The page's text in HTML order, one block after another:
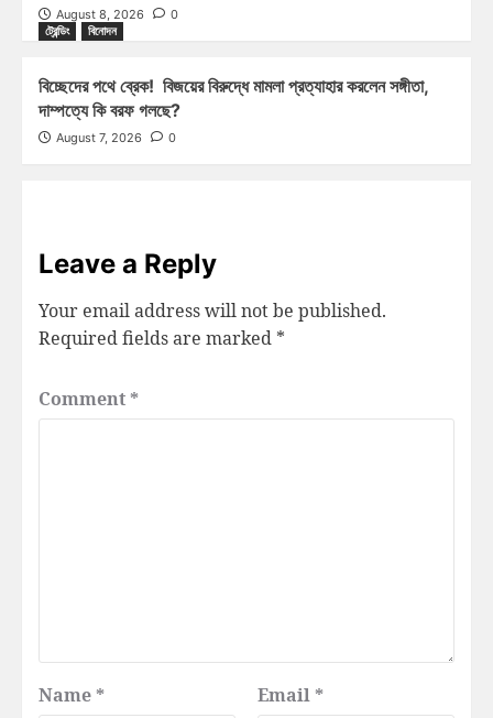
August 8, 2026
0
ট্রেন্ডিং
বিনোদন
বিচ্ছেদের পথে ব্রেক! বিজয়ের বিরুদ্ধে মামলা প্রত্যাহার করলেন সঙ্গীতা,
দাম্পত্যে কি বরফ গলছে?
August 7, 2026 0
Leave a Reply
Your email address will not be published.
Required fields are marked *
Comment *
Name * Email *